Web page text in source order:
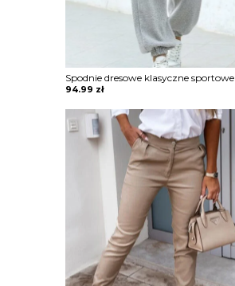
Spodnie dresowe klasyczne sportowe
94.99 zł